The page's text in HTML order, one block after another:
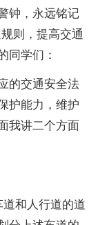
钟，永远铭记
则，提高交通
同学们：
的交通安全法
护能力，维护
我讲二个方面
和人行道的道